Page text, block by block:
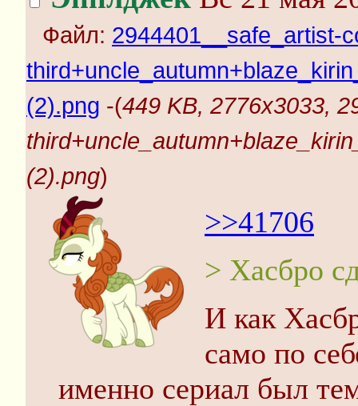
Файл: 2944401__safe_artist-
(2).png -(449 KB, 2776x3033,
(2).png)
>>41706
> Хасбро
И как
само по
именно сериал был